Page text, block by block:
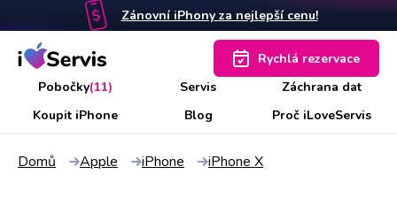
Zánovní iPhony za nejlepší cenu!
Pobočky(11) Servis
Záchrana dat
Koupit iPhone
Blog Proč iLoveServis
Rychlá rezervace
Domů Apple iPhone iPhone X